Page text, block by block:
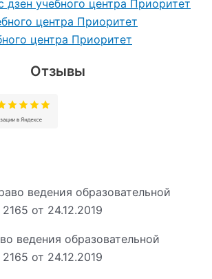
Отзывы
ведения образовательной
от 24.12.2019